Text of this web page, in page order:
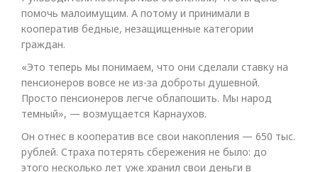
помочь малоимущим. А потому и принимали в
кооператив бедные, незащищенные категории
граждан.
«Это теперь мы понимаем, что они сделали ставку на
пенсионеров вовсе не из-за доброты душевной.
Просто пенсионеров легче облапошить. Мы народ
темный», — возмущается Карнаухов.
Он отнес в кооператив все свои накопления — 650 тыс.
рублей. Страха потерять сбережения не было: до
этого несколько лет уже хранил свои деньги в